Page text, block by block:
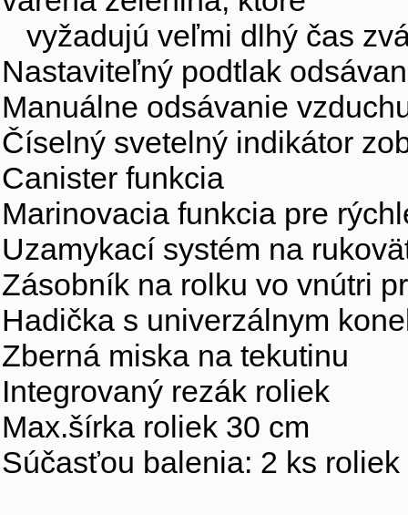
vyžadujú veľmi dlhý čas
Nastaviteľný podtlak
Manuálne odsávanie
Číselný svetelný indikátor
Canister funkcia
Marinovacia funkcia pre
Uzamykací systém na
Zásobník na rolku vo vnútri
Hadička s univerzálnym
Zberná miska na tekutinu
Integrovaný rezák roliek
Max.šírka roliek 30 cm
Súčasťou balenia: 2 ks